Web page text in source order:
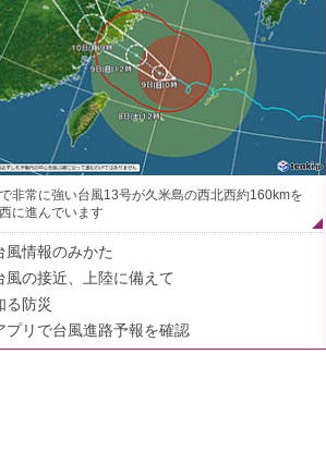
非常に強い台風13号が久米島の西北西約160kmを
に進んでいます
風情報のみかた
風の接近、上陸に備えて
る防災
プリで台風進路予報を確認